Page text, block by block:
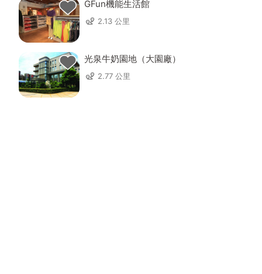
GFun機能生活館
2.13 公里
光泉牛奶園地（大園廠）
2.77 公里